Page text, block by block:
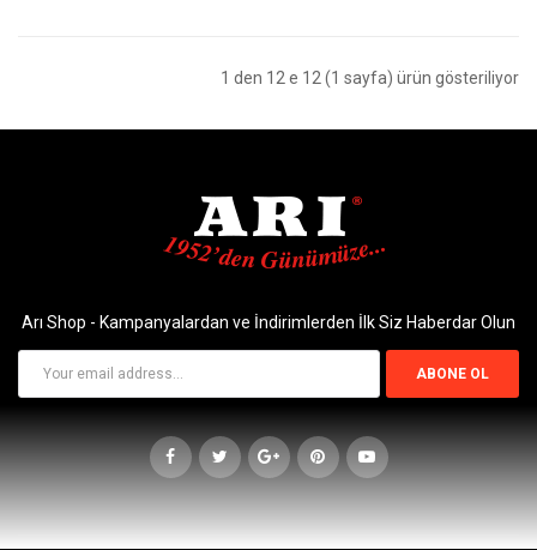
1 den 12 e 12 (1 sayfa) ürün gösteriliyor
Arı Shop - Kampanyalardan ve İndirimlerden İlk Siz Haberdar Olun
ABONE OL